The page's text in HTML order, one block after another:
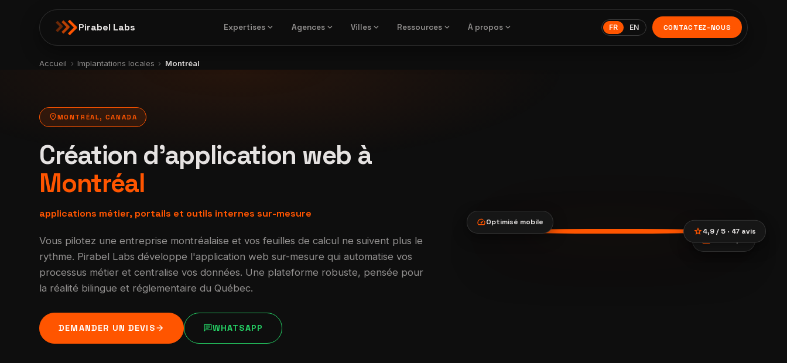
Pirabel Labs Expertises expand_more Agencesexpand_more Villesexpand_more Ressourcesexpand_more À propos expand_more FR EN CONTACTEZ-NOUS
Accueil › Implantations locales › Montréal
location_onMONTRÉAL, CANADA
Création d'application web à
Montréal
applications métier, portails et outils internes sur-mesure
Vous pilotez une entreprise montréalaise et vos feuilles de calcul ne suivent plus le
rythme. Pirabel Labs développe l'application web sur-mesure qui automatise vos
processus métier et centralise vos données. Une plateforme robuste, pensée pour
la réalité bilingue et réglementaire du Québec.
DEMANDER UN DEVISarrow_forward chatWHATSAPP
payments CB Stripe
speedOptimisé mobile
star4,9 / 5 · 47 avis